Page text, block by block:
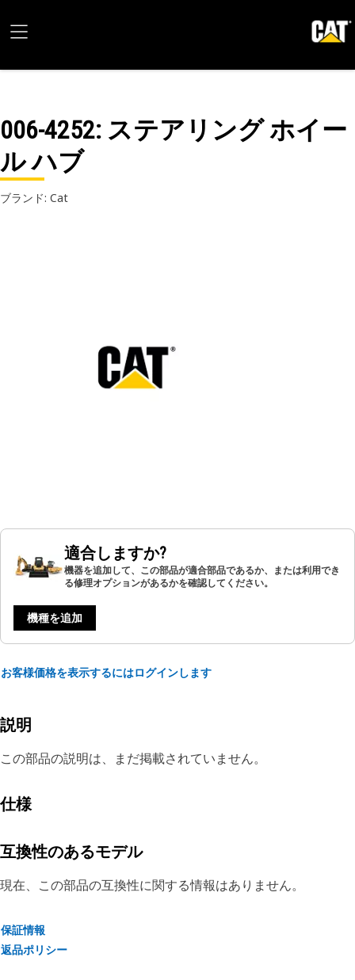
006-4252: ステアリング ホイー
ル ハブ
ブランド: Cat
適合しますか?
機器を追加して、この部品が適合部品であるか、または利用でき
る修理オプションがあるかを確認してください。
機種を追加
お客様価格を表示するにはログインします
説明
この部品の説明は、まだ掲載されていません。
仕様
互換性のあるモデル
現在、この部品の互換性に関する情報はありません。
保証情報
返品ポリシー